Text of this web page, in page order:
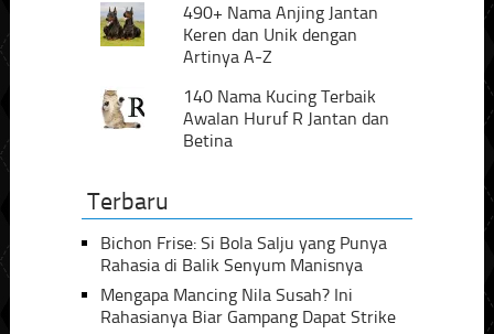
490+ Nama Anjing Jantan
Keren dan Unik dengan
Artinya A-Z
140 Nama Kucing Terbaik
Awalan Huruf R Jantan dan
Betina
Terbaru
Bichon Frise: Si Bola Salju yang Punya
Rahasia di Balik Senyum Manisnya
Mengapa Mancing Nila Susah? Ini
Rahasianya Biar Gampang Dapat Strike